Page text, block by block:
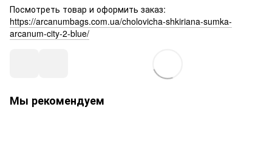
Посмотреть товар и оформить заказ:
https://arcanumbags.com.ua/cholovicha-shkiriana-sumka-
arcanum-city-2-blue/
Мы рекомендуем